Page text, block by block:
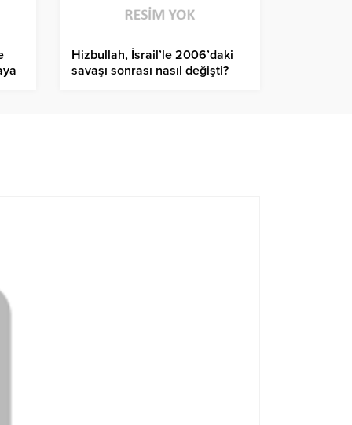
Hizbullah, İsrail’le 2006’daki
savaşı sonrası nasıl değişti?